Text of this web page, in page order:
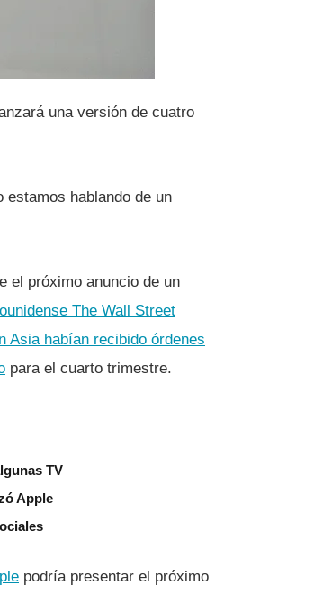
una versión de cuatro
hablando de un
el próximo anuncio de un
The Wall Street
Asia habí­an recibido órdenes
para el cuarto trimestre.
TV
Apple
podrí­a presentar el próximo